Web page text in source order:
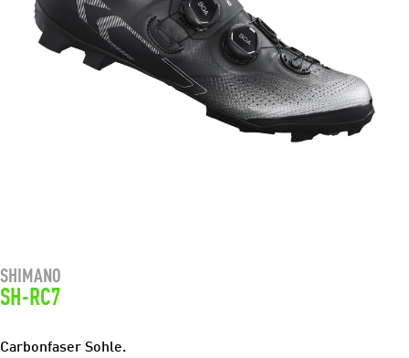
SHIMANO
SH-RC7
Carbonfaser Sohle.